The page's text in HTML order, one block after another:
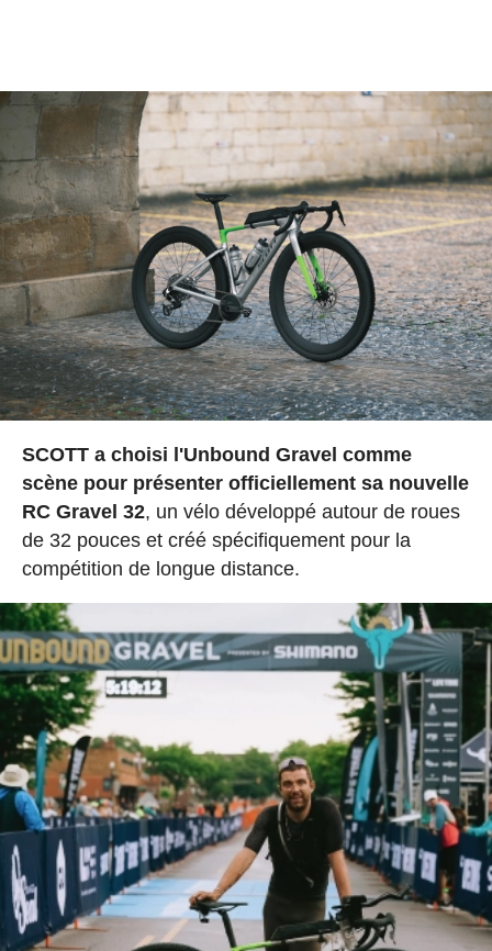
SCOTT a choisi l'Unbound Gravel comme
scène pour présenter officiellement sa nouvelle
RC Gravel 32, un vélo développé autour de roues
de 32 pouces et créé spécifiquement pour la
compétition de longue distance.